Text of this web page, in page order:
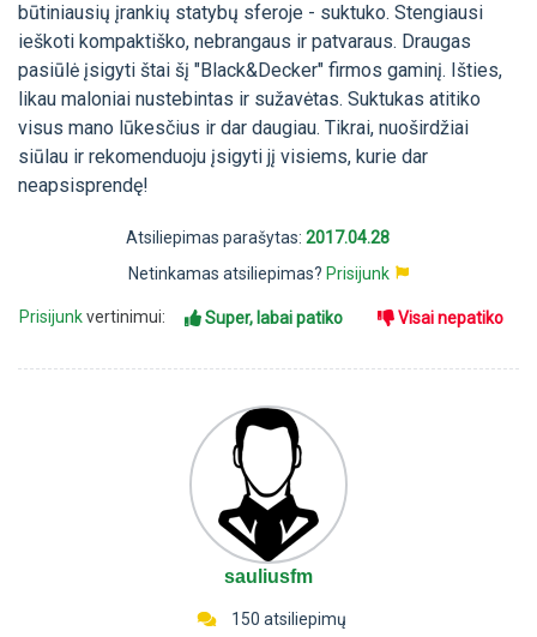
būtiniausių įrankių statybų sferoje - suktuko. Stengiausi
ieškoti kompaktiško, nebrangaus ir patvaraus. Draugas
pasiūlė įsigyti štai šį "Black&Decker" firmos gaminį. Išties,
likau maloniai nustebintas ir sužavėtas. Suktukas atitiko
visus mano lūkesčius ir dar daugiau. Tikrai, nuoširdžiai
siūlau ir rekomenduoju įsigyti jį visiems, kurie dar
neapsisprendę!
Atsiliepimas parašytas: 2017.04.28
Netinkamas atsiliepimas? Prisijunk
Prisijunkvertinimui: Super, labai patiko Visai nepatiko
sauliusfm
150 atsiliepimų